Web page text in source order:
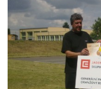
VÝPŮJČNÍ DOBA
KONTAKTY
ON-LINE KATALOG